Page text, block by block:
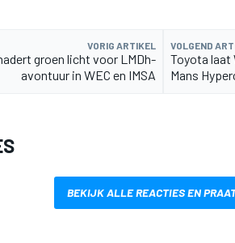
VORIG ARTIKEL
groen licht voor LMDh-
avontuur in WEC en IMSA
VOLGEND
Toyota laat
Mans
BEKIJK ALLE REACTIES EN